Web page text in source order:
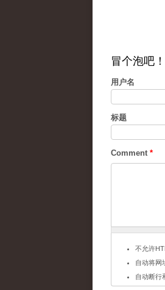
冒个泡吧！
用户名
标题
Comment *
不允许
自动将网
自动断行